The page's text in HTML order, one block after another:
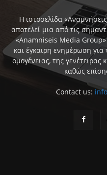
Η ιστοσελίδα
αποτελεί μια από τις
«Anamniseis Media Group»
και έγκαιρη ενημέρωση
ομογένειας, της
καθώς
Contact us: